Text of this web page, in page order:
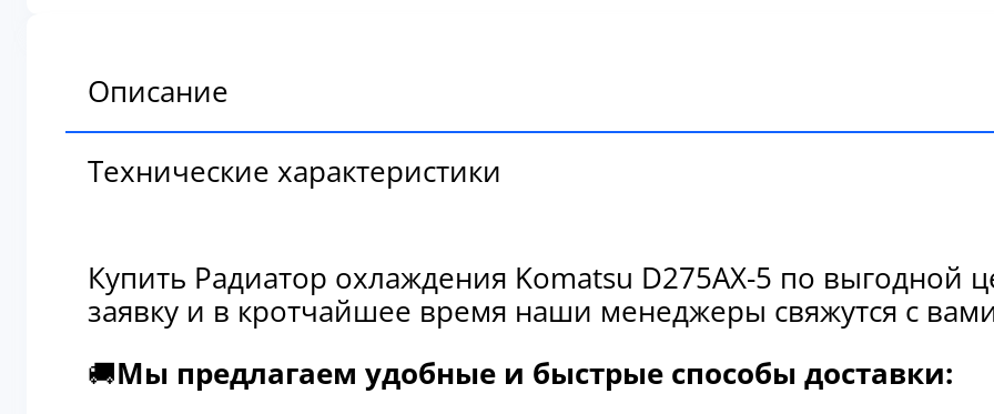
Описание
Технические характеристики
Купить Радиатор охлаждения Komatsu D275AX-5 по
заявку и в кротчайшее время наши менеджеры свяжутся с
🚚Мы предлагаем удобные и быстрые способы доставки: